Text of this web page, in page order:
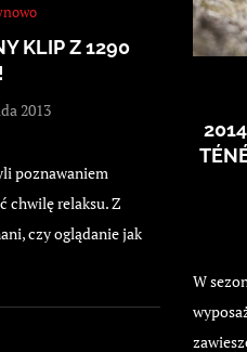
KLIP Z 1290
2013
poznawaniem
chwilę relaksu. Z
czy oglądanie jak
W